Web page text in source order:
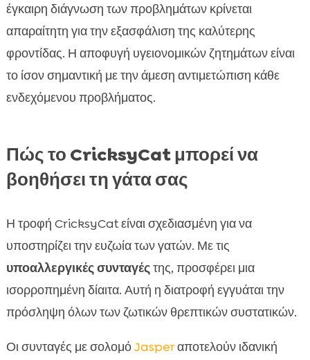
έγκαιρη διάγνωση των προβλημάτων κρίνεται
απαραίτητη για την εξασφάλιση της καλύτερης
φροντίδας. Η αποφυγή υγειονομικών ζητημάτων είναι
το ίσον σημαντική με την άμεση αντιμετώπιση κάθε
ενδεχόμενου προβλήματος.
Πώς το CricksyCat μπορεί να
βοηθήσει τη γάτα σας
Η τροφή CricksyCat είναι σχεδιασμένη για να
υποστηρίζει την ευζωία των γατών. Με τις
υποαλλεργικές συνταγέςτης, προσφέρει μια
ισορροπημένη δίαιτα. Αυτή η διατροφή εγγυάται την
πρόσληψη όλων των ζωτικών θρεπτικών συστατικών.
Οι συνταγές με σολομόJasperαποτελούν ιδανική